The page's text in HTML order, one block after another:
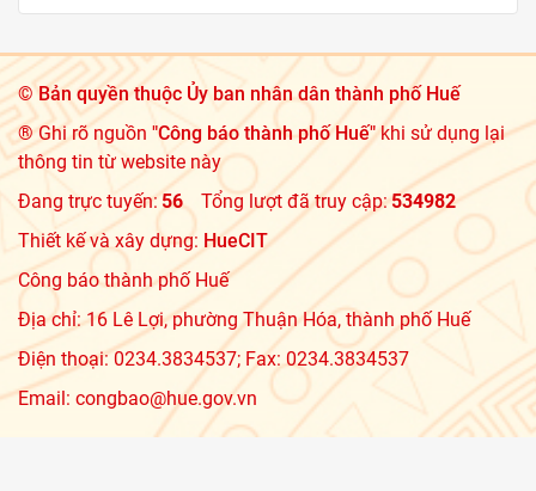
©Bản quyền thuộc Ủy ban nhân dân thành phố Huế
® Ghi rõ nguồn "Công báo thành phố Huế"khi sử dụng lại
thông tin từ website này
Đang trực tuyến:56 Tổng lượt đã truy cập:534982
Thiết kế và xây dựng: HueCIT
Công báo thành phố Huế
Địa chỉ: 16 Lê Lợi, phường Thuận Hóa, thành phố Huế
Điện thoại: 0234.3834537; Fax: 0234.3834537
Email: congbao@hue.gov.vn